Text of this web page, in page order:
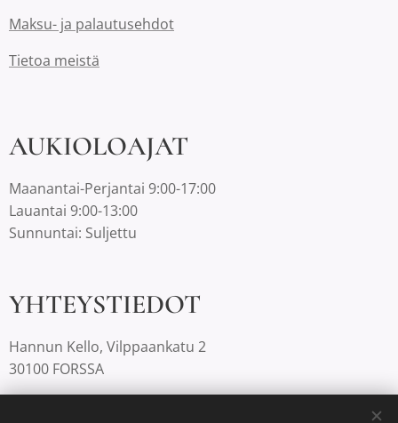
Maksu- ja palautusehdot
Tietoa meistä
AUKIOLOAJAT
Maanantai-Perjantai 9:00-17:00
Lauantai 9:00-13:00
Sunnuntai: Suljettu
YHTEYSTIEDOT
Hannun Kello, Vilppaankatu 2
30100 FORSSA